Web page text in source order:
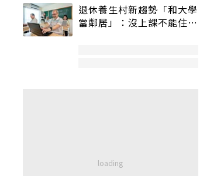
退休養生村新趨勢「和大學
當鄰居」：沒上課不能住、